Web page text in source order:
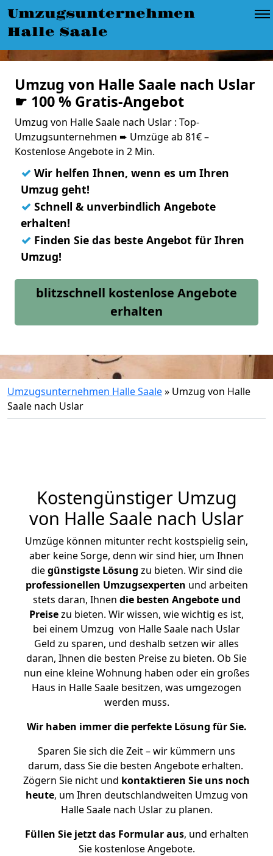
Umzugsunternehmen
Halle Saale
Umzug von Halle Saale nach Uslar
☛ 100 % Gratis-Angebot
Umzug von Halle Saale nach Uslar : Top-
Umzugsunternehmen ➨ Umzüge ab 81€ –
Kostenlose Angebote in 2 Min.
✓ Wir helfen Ihnen, wenn es um Ihren
Umzug geht!
✓ Schnell & unverbindlich Angebote
erhalten!
✓ Finden Sie das beste Angebot für Ihren
Umzug!
blitzschnell kostenlose Angebote
erhalten
Umzugsunternehmen Halle Saale» Umzug von Halle
Saale nach Uslar
Kostengünstiger Umzug
von Halle Saale nach Uslar
Umzüge können mitunter recht kostspielig sein,
aber keine Sorge, denn wir sind hier, um Ihnen
diegünstigste Lösung zu bieten. Wir sind die
professionellen Umzugsexperten und arbeiten
stets daran, Ihnen die besten Angebote und
Preisezu bieten. Wir wissen, wie wichtig es ist,
bei einem Umzug von Halle Saale nach Uslar
Geld zu sparen, und deshalb setzen wir alles
daran, Ihnen die besten Preise zu bieten. Ob Sie
nun eine kleine Wohnung haben oder ein großes
Haus in Halle Saale besitzen, was umgezogen
werden muss.
Wir haben immer die perfekte Lösung für Sie.
Sparen Sie sich die Zeit – wir kümmern uns
darum, dass Sie die besten Angebote erhalten.
Zögern Sie nicht und kontaktieren Sie uns noch
heute, um Ihren deutschlandweiten Umzug von
Halle Saale nach Uslar zu planen.
Füllen Sie jetzt das Formular aus, und erhalten
Sie kostenlose Angebote.